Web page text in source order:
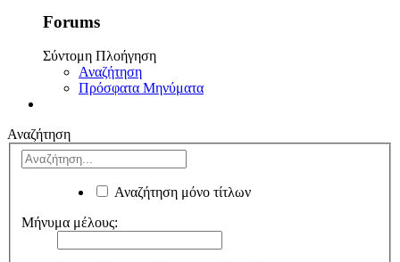
Forums
Σύντομη Πλοήγηση
Αναζήτηση
Πρόσφατα Μηνύματα
Αναζήτηση
Αναζήτηση μόνο τίτλων
Μήνυμα μέλους: